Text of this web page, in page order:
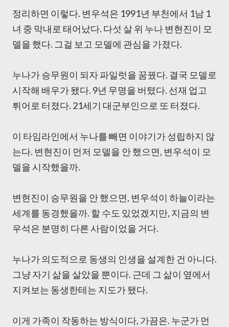
정리하면 이렇다. 변우석은 1991년 부천에서 1남 1
녀 중 막내로 태어났다. 다섯 살 위 누나 변현진이 모
델을 했다. 그걸 보고 모델에 관심을 가졌다.
누나가 승무원이 되자 파일럿을 꿈꿨다. 결국 모델로
시작해 배우가 됐다. 9년 무명을 버텼다. 선재 업고
튀어로 터졌다. 21세기 대군부인으로 또 터졌다.
이 타임라인에서 누나를 빼면 이야기가 성립하지 않
는다. 변현진이 먼저 모델을 안 했으면, 변우석이 모
델을 시작했을까.
변현진이 승무원을 안 했으면, 변우석이 하늘이라는
세계를 동경했을까. 할 수도 있었겠지만, 지금의 변
우석은 분명히 다른 사람이었을 거다.
누나가 의도적으로 동생의 인생을 설계한 건 아니다.
그냥 자기 삶을 살았을 뿐이다. 근데 그 삶이 옆에서
지켜보는 동생한테는 지도가 됐다.
이게 가족이 작동하는 방식이다, 가끔은. 누군가 먼